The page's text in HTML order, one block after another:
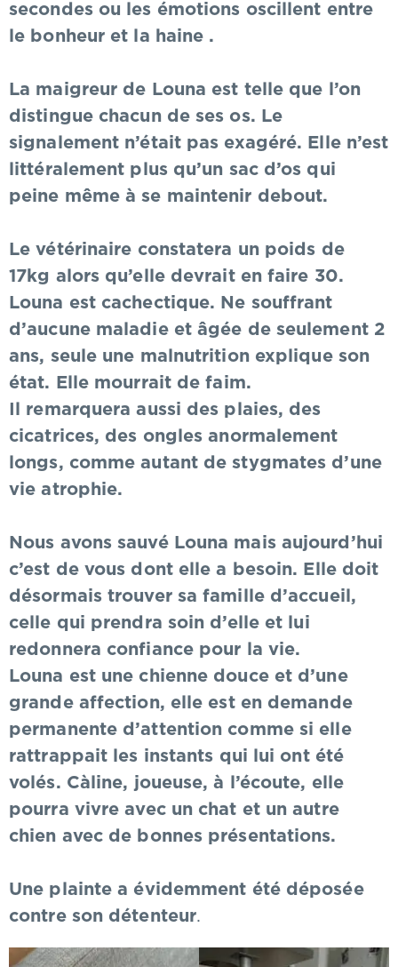
secondes ou les émotions oscillent entre
le bonheur et la haine .
La maigreur de Louna est telle que l’on
distingue chacun de ses os. Le
signalement n’était pas exagéré. Elle n’est
littéralement plus qu’un sac d’os qui
peine même à se maintenir debout.
Le vétérinaire constatera un poids de
17kg alors qu’elle devrait en faire 30.
Louna est cachectique. Ne souffrant
d’aucune maladie et âgée de seulement 2
ans, seule une malnutrition explique son
état. Elle mourrait de faim.
Il remarquera aussi des plaies, des
cicatrices, des ongles anormalement
longs, comme autant de stygmates d’une
vie atrophie.
Nous avons sauvé Louna mais aujourd’hui
c’est de vous dont elle a besoin. Elle doit
désormais trouver sa famille d’accueil,
celle qui prendra soin d’elle et lui
redonnera confiance pour la vie.
Louna est une chienne douce et d’une
grande affection, elle est en demande
permanente d’attention comme si elle
rattrappait les instants qui lui ont été
volés. Càline, joueuse, à l’écoute, elle
pourra vivre avec un chat et un autre
chien avec de bonnes présentations.
Une plainte a évidemment été déposée
contre son détenteur.